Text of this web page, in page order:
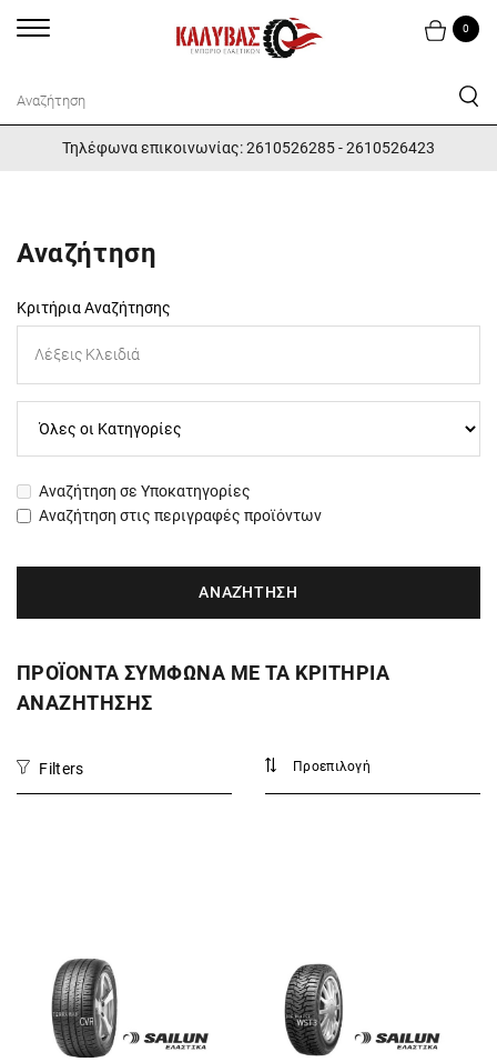
0
Τηλέφωνα επικοινωνίας: 2610526285 - 2610526423
Αναζήτηση
Κριτήρια Αναζήτησης
Αναζήτηση σε Υποκατηγορίες
Αναζήτηση στις περιγραφές προϊόντων
ΠΡΟΪΟΝΤΑ ΣΥΜΦΩΝΑ ΜΕ ΤΑ ΚΡΙΤΗΡΙΑ
ΑΝΑΖΗΤΗΣΗΣ
Filters